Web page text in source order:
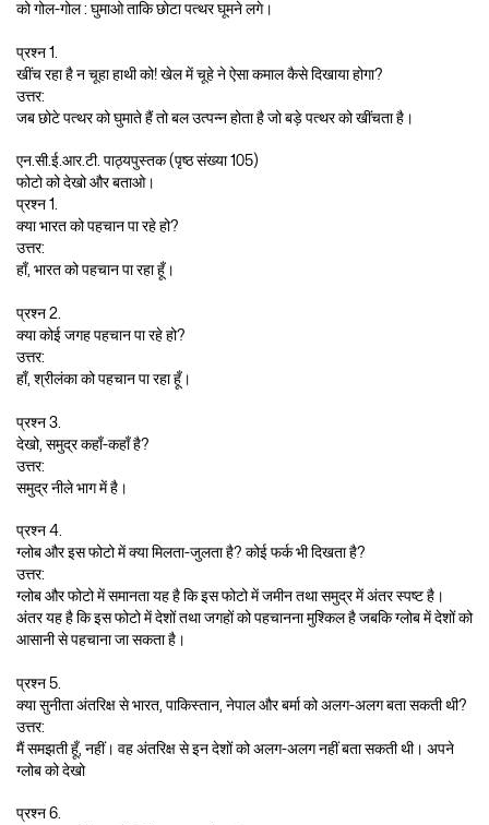
को गोल-गोल : घुमाओ ताकि छोटा पत्थर घूमने लगे।
प्रश्न 1.
खींच रहा है न चूहा हाथी को! खेल में चूहे ने ऐसा कमाल कैसे दिखाया होगा?
उत्तर:
जब छोटे पत्थर को घुमाते हैं तो बल उत्पन्न होता है जो बड़े पत्थर को खींचता है।
एन.सी.ई.आर.टी. पाठ्यपुस्तक (पृष्ठ संख्या 105)
फोटो को देखो और बताओ।
प्रश्न 1.
क्या भारत को पहचान पा रहे हो?
उत्तर:
हाँ, भारत को पहचान पा रहा हूँ।
प्रश्न 2.
क्या कोई जगह पहचान पा रहे हो?
उत्तर:
हाँ, श्रीलंका को पहचान पा रहा हूँ।
प्रश्न 3.
देखो, समुद्र कहाँ-कहाँ है?
उत्तर:
समुद्र नीले भाग में है।
प्रश्न 4.
ग्लोब और इस फोटो में क्या मिलता-जुलता है? कोई फर्क भी दिखता है?
उत्तर:
ग्लोब और फोटो में समानता यह है कि इस फोटो में जमीन तथा समुद्र में अंतर स्पष्ट है।
अंतर यह है कि इस फोटो में देशों तथा जगहों को पहचानना मुश्किल है जबकि ग्लोब में देशों को
आसानी से पहचाना जा सकता है।
प्रश्न 5.
क्या सुनीता अंतरिक्ष से भारत, पाकिस्तान, नेपाल और बर्मा को अलग-अलग बता सकती थी?
उत्तर:
मैं समझती हूँ, नहीं। वह अंतरिक्ष से इन देशों को अलग-अलग नहीं बता सकती थी। अपने
ग्लोब को देखो
प्रश्न 6.